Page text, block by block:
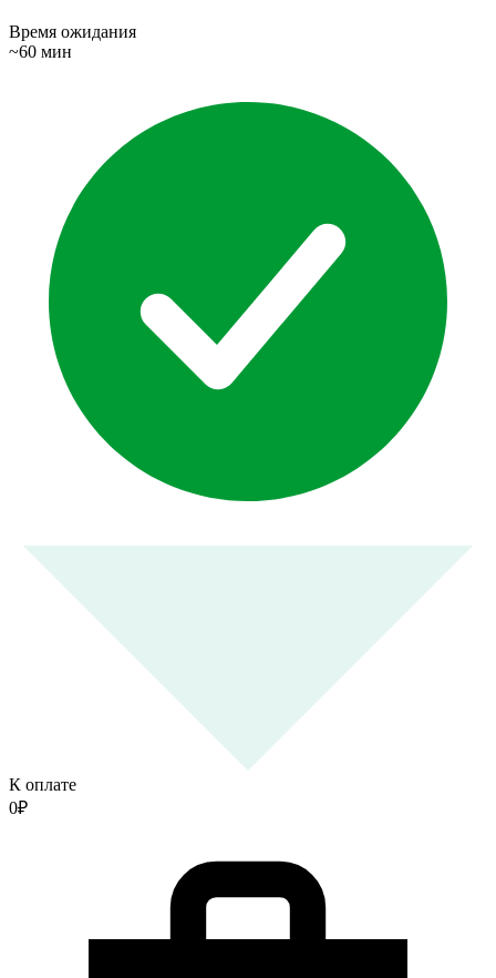
Время ожидания
~60 мин
К оплате
0₽